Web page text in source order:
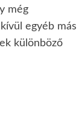
még
egyéb más
különböző